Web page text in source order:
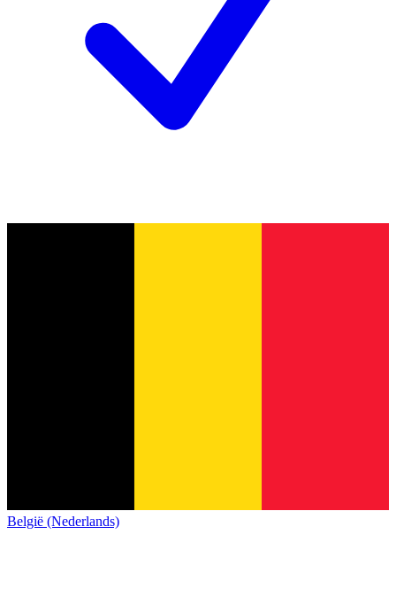
België (Nederlands)